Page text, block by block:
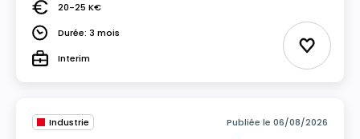
Salaire20-25 K€
DuréeDurée: 3 mois
TypeInterim Ajouter
Industrie Publiée le 06/08/2026